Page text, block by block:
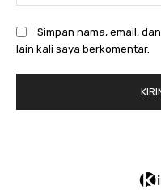
Simpan nama, email,
lain kali saya berkomentar.